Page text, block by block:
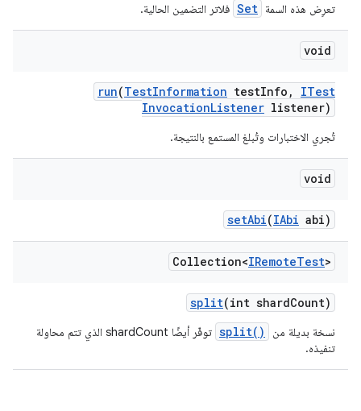
تعرِض هذه السمة Set فلاتر التضمين الحالية.
void
run(TestInformation testInfo ,
ITest
InvocationListener listener)
تُجري الاختبارات وتُبلغ المستمع بالنتيجة.
void
setAbi(IAbi abi)
Collection<IRemoteTest>
split(int shardCount)
نسخة بديلة من split()
توفّر أيضًا shardCount الذي تتم محاولة
تنفيذه.